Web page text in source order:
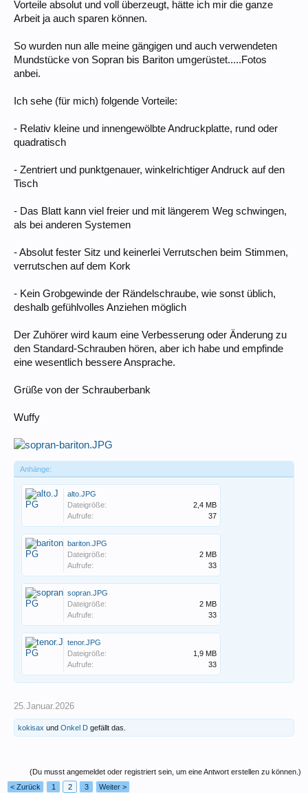
Vorteile absolut und voll überzeugt, hätte ich mir die ganze
Arbeit ja auch sparen können.
So wurden nun alle meine gängigen und auch verwendeten
Mundstücke von Sopran bis Bariton umgerüstet.....Fotos
anbei.
Ich sehe (für mich) folgende Vorteile:
- Relativ kleine und innengewölbte Andruckplatte, rund oder
quadratisch
- Zentriert und punktgenauer, winkelrichtiger Andruck auf den
Tisch
- Das Blatt kann viel freier und mit längerem Weg schwingen,
als bei anderen Systemen
- Absolut fester Sitz und keinerlei Verrutschen beim Stimmen,
verrutschen auf dem Kork
- Kein Grobgewinde der Rändelschraube, wie sonst üblich,
deshalb gefühlvolles Anziehen möglich
Der Zuhörer wird kaum eine Verbesserung oder Änderung zu
den Standard-Schrauben hören, aber ich habe und empfinde
eine wesentlich bessere Ansprache.
Grüße von der Schrauberbank
Wuffy
Anhänge:
alto.JPG
Dateigröße:
2,4 MB
Aufrufe:
37
bariton.JPG
Dateigröße:
2 MB
Aufrufe:
33
sopran.JPG
Dateigröße:
2 MB
Aufrufe:
33
tenor.JPG
Dateigröße:
1,9 MB
Aufrufe:
33
25.Januar.2026
kokisax und Onkel D gefällt das.
(Du musst angemeldet oder registriert sein, um eine Antwort erstellen zu können.)
< Zurück
1 2 3 Weiter >